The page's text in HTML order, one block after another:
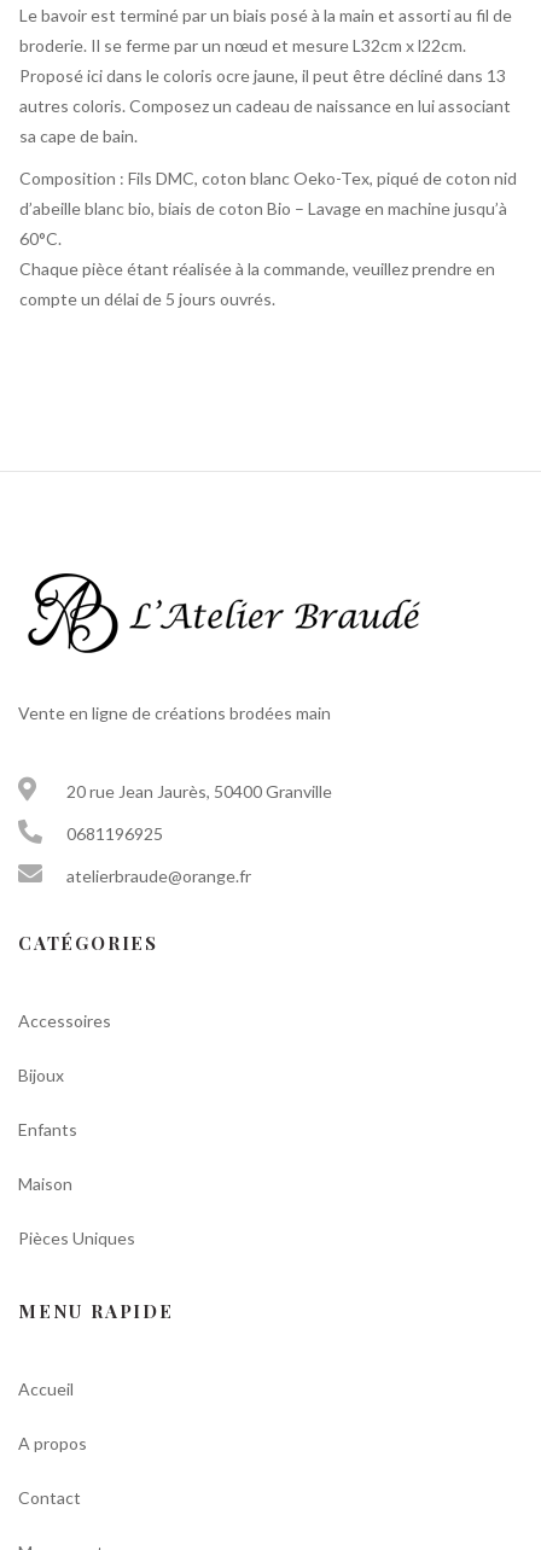
Le bavoir est terminé par un biais posé à la main et assorti au fil de
broderie. Il se ferme par un nœud et mesure L32cm x l22cm.
Proposé ici dans le coloris ocre jaune, il peut être décliné dans 13
autres coloris. Composez un cadeau de naissance en lui associant
sa cape de bain.
Composition : Fils DMC, coton blanc Oeko-Tex, piqué de coton nid
d’abeille blanc bio, biais de coton Bio – Lavage en machine jusqu’à
60°C.
Chaque pièce étant réalisée à la commande, veuillez prendre en
compte un délai de 5 jours ouvrés.
Vente en ligne de créations brodées main
20 rue Jean Jaurès, 50400 Granville
0681196925
atelierbraude@orange.fr
CATÉGORIES
Accessoires
Bijoux
Enfants
Maison
Pièces Uniques
MENU RAPIDE
Accueil
A propos
Contact